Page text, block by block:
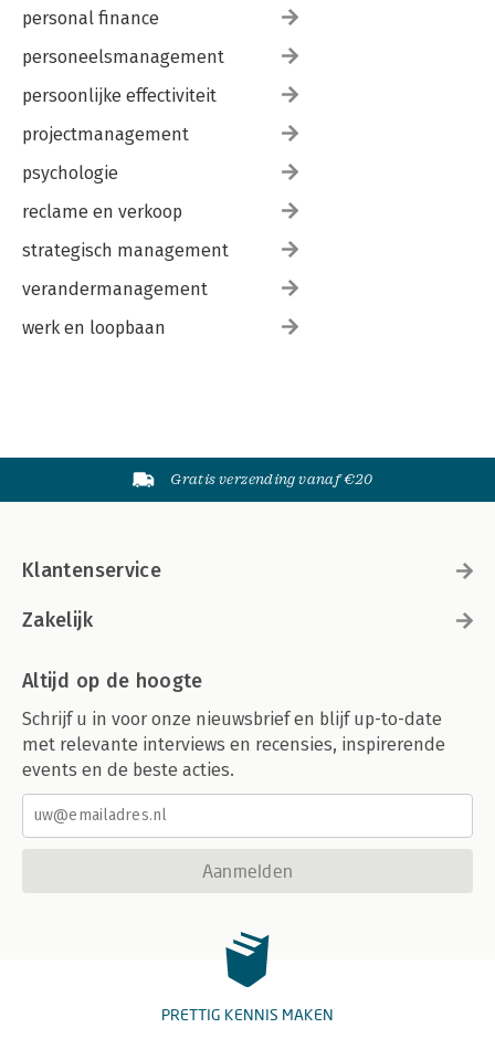
personal finance
personeelsmanagement
persoonlijke effectiviteit
projectmanagement
psychologie
reclame en verkoop
strategisch management
verandermanagement
werk en loopbaan
Gratis verzending vanaf €20
Klantenservice
Zakelijk
Altijd op de hoogte
Schrijf u in voor onze nieuwsbrief en blijf up-to-date
met relevante interviews en recensies, inspirerende
events en de beste acties.
Aanmelden
PRETTIG KENNIS MAKEN